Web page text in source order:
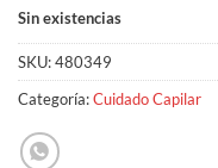
Sin existencias
SKU:480349
Categoría:Cuidado Capilar